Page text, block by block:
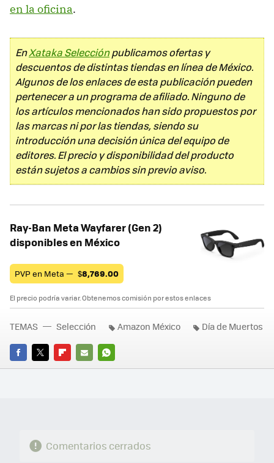
en la oficina.
EnXataka Selecciónpublicamos ofertas y
descuentos de distintas tiendas en línea de México.
Algunos de los enlaces de esta publicación pueden
pertenecer a un programa de afiliado. Ninguno de
los artículos mencionados han sido propuestos por
las marcas ni por las tiendas, siendo su
introducción una decisión única del equipo de
editores. El precio y disponibilidad del producto
están sujetos a cambios sin previo aviso.
Ray-Ban Meta Wayfarer (Gen 2)
disponibles en México
PVP en Meta — $8,769.00
El precio podría variar. Obtenemos comisión por estos enlaces
FACEBOOK
TWITTERFLIPBOARD
E-
WHATSAPP
TEMAS Selección Amazon México Día de Muertos
Comentarios cerrados